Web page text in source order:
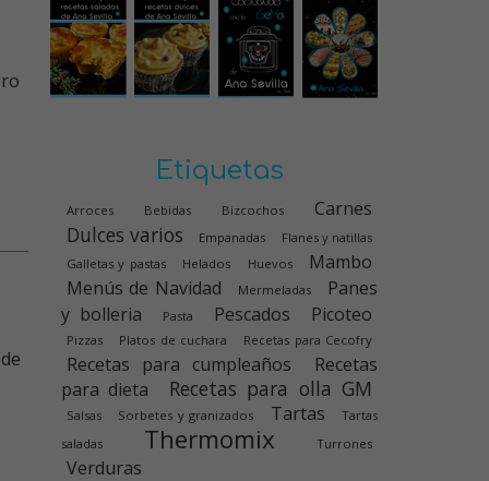
Etiquetas
Arroces Bebidas Bizcochos Carnes
Dulces varios Empanadas
Flanes y natillas
Galletas y pastas
Helados Huevos
Mambo
Menús de Navidad
Mermeladas
Panes
y bolleria
Pasta Pescados Picoteo
Pizzas Platos de cuchara Recetas para Cecofry
Recetas para cumpleaños
Recetas
para dieta
Recetas para olla GM
Salsas Sorbetes y granizados Tartas
Tartas
saladas
Thermomix Turrones
Verduras